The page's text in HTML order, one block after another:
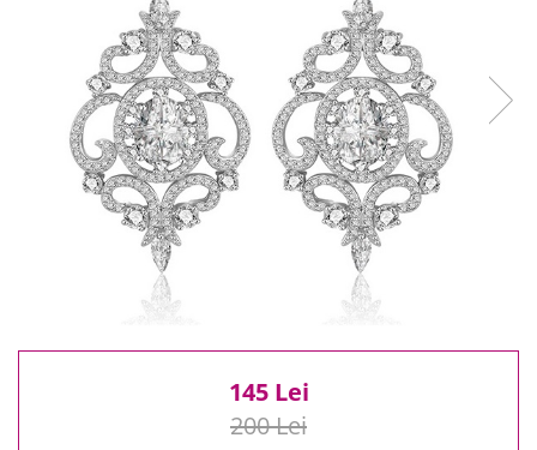
Cele mai noi
Cele mai vandute
Cele mai votate
Cu video
100 Lei - 200 Lei
300 Lei - 500 Lei
145 Lei
200 Lei